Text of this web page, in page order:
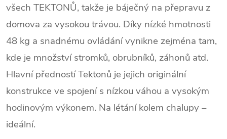
všech TEKTONŮ, takže je báječný na přepravu z
domova za vysokou trávou. Díky nízké hmotnosti
48 kg a snadnému ovládání vynikne zejména tam,
kde je množství stromků, obrubníků, záhonů atd.
Hlavní předností Tektonů je jejich originální
konstrukce ve spojení s nízkou váhou a vysokým
hodinovým výkonem. Na létání kolem chalupy –
ideální.